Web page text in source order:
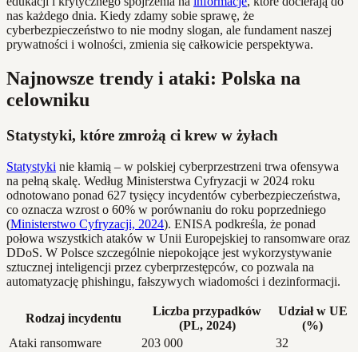
nas każdego dnia. Kiedy zdamy sobie sprawę, że
cyberbezpieczeństwo to nie modny slogan, ale fundament naszej
prywatności i wolności, zmienia się całkowicie perspektywa.
Najnowsze trendy i ataki: Polska na
celowniku
Statystyki, które zmrożą ci krew w żyłach
Statystyki nie kłamią – w polskiej cyberprzestrzeni trwa ofensywa
na pełną skalę. Według Ministerstwa Cyfryzacji w 2024 roku
odnotowano ponad 627 tysięcy incydentów cyberbezpieczeństwa,
co oznacza wzrost o 60% w porównaniu do roku poprzedniego
(Ministerstwo Cyfryzacji, 2024). ENISA podkreśla, że ponad
połowa wszystkich ataków w Unii Europejskiej to ransomware oraz
DDoS. W Polsce szczególnie niepokojące jest wykorzystywanie
sztucznej inteligencji przez cyberprzestępców, co pozwala na
automatyzację phishingu, fałszywych wiadomości i dezinformacji.
Rodzaj incydentu
Liczba przypadków
(PL, 2024)
Udział w UE
(%)
Ataki ransomware
203 000
32